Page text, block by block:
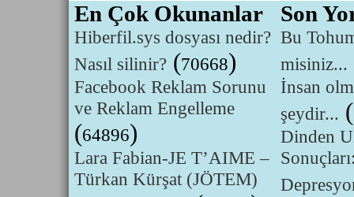
En Çok Okunanlar Son
Hiberfil.sys dosyası nedir?
Nasıl silinir? (70668)
Facebook Reklam Sorunu
ve Reklam Engelleme
(64896)
Lara Fabian-JE T’AIME –
Türkan Kürşat (JÖTEM)
Bu
misiniz...
İnsan
şeydir... (
Dinden